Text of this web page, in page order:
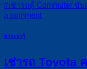
#เช่ารถตู้ Commuter ขับ
a comment
สาระน่ารู้
เช่ารถ Toyota